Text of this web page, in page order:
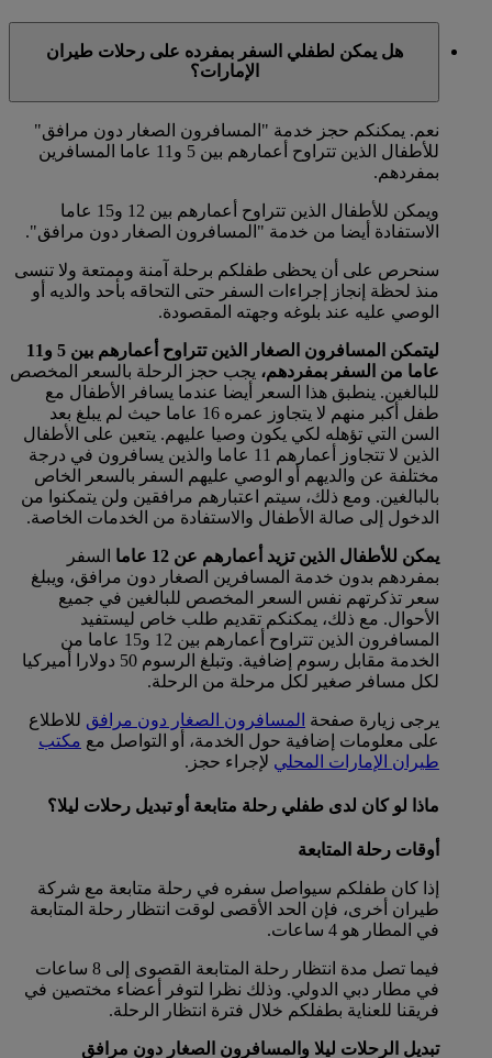
هل يمكن لطفلي السفر بمفرده على رحلات طيران
الإمارات؟
نعم. يمكنكم حجز خدمة "المسافرون الصغار دون مرافق"
للأطفال الذين تتراوح أعمارهم بين 5 و11 عاما المسافرين
بمفردهم.
ويمكن للأطفال الذين تتراوح أعمارهم بين 12 و15 عاما
الاستفادة أيضا من خدمة "المسافرون الصغار دون مرافق".
سنحرص على أن يحظى طفلكم برحلة آمنة وممتعة ولا تنسى
منذ لحظة إنجاز إجراءات السفر حتى التحاقه بأحد والديه أو
الوصي عليه عند بلوغه وجهته المقصودة.
ليتمكن المسافرون الصغار الذين تتراوح أعمارهم بين 5 و11
عاما من السفر بمفردهم، يجب حجز الرحلة بالسعر المخصص
للبالغين. ينطبق هذا السعر أيضا عندما يسافر الأطفال مع
طفل أكبر منهم لا يتجاوز عمره 16 عاما حيث لم يبلغ بعد
السن التي تؤهله لكي يكون وصيا عليهم. يتعين على الأطفال
الذين لا تتجاوز أعمارهم 11 عاما والذين يسافرون في درجة
مختلفة عن والديهم أو الوصي عليهم السفر بالسعر الخاص
بالبالغين. ومع ذلك، سيتم اعتبارهم مرافقين ولن يتمكنوا من
الدخول إلى صالة الأطفال والاستفادة من الخدمات الخاصة.
يمكن للأطفال الذين تزيد أعمارهم عن 12 عاما
السفر
بمفردهم بدون خدمة المسافرين الصغار دون مرافق، ويبلغ
سعر تذكرتهم نفس السعر المخصص للبالغين في جميع
الأحوال. مع ذلك، يمكنكم تقديم طلب خاص ليستفيد
المسافرون الذين تتراوح أعمارهم بين 12 و15 عاما من
الخدمة مقابل رسوم إضافية. وتبلغ الرسوم 50 دولارا أميركيا
لكل مسافر صغير لكل مرحلة من الرحلة.
يرجى زيارة صفحة المسافرون الصغار دون مرافق للاطلاع
على معلومات إضافية حول الخدمة، أو التواصل مع مكتب
طيران الإمارات المحلي لإجراء حجز.
ماذا لو كان لدى طفلي رحلة متابعة أو تبديل رحلات ليلا؟
أوقات رحلة المتابعة
إذا كان طفلكم سيواصل سفره في رحلة متابعة مع شركة
طيران أخرى، فإن الحد الأقصى لوقت انتظار رحلة المتابعة
في المطار هو 4 ساعات.
فيما تصل مدة انتظار رحلة المتابعة القصوى إلى 8 ساعات
في مطار دبي الدولي. وذلك نظرا لتوفر أعضاء مختصين في
فريقنا للعناية بطفلكم خلال فترة انتظار الرحلة.
تبديل الرحلات ليلا والمسافرون الصغار دون مرافق